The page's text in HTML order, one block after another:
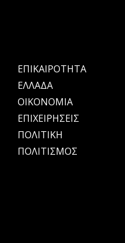
ΕΠΙΚΑΙΡΟΤΗΤΑ
ΕΛΛΑΔΑ
OIKONOMIA
ΕΠΙΧΕΙΡΗΣΕΙΣ
ΠΟΛΙΤΙΚΗ
ΠΟΛΙΤΙΣΜΟΣ